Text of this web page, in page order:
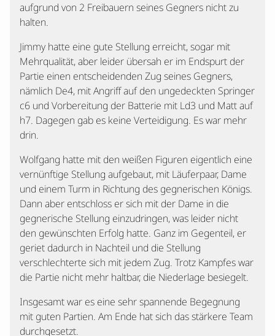
aufgrund von 2 Freibauern seines Gegners nicht zu
halten.
Jimmy hatte eine gute Stellung erreicht, sogar mit
Mehrqualität, aber leider übersah er im Endspurt der
Partie einen entscheidenden Zug seines Gegners,
nämlich De4, mit Angriff auf den ungedeckten Springer
c6 und Vorbereitung der Batterie mit Ld3 und Matt auf
h7. Dagegen gab es keine Verteidigung. Es war mehr
drin.
Wolfgang hatte mit den weißen Figuren eigentlich eine
vernünftige Stellung aufgebaut, mit Läuferpaar, Dame
und einem Turm in Richtung des gegnerischen Königs.
Dann aber entschloss er sich mit der Dame in die
gegnerische Stellung einzudringen, was leider nicht
den gewünschten Erfolg hatte. Ganz im Gegenteil, er
geriet dadurch in Nachteil und die Stellung
verschlechterte sich mit jedem Zug. Trotz Kampfes war
die Partie nicht mehr haltbar, die Niederlage besiegelt.
Insgesamt war es eine sehr spannende Begegnung
mit guten Partien. Am Ende hat sich das stärkere Team
durchgesetzt.